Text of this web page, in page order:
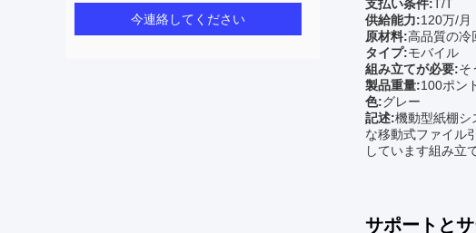
今連絡してください
支払い条件:T/T
供給能力:120万/月
原材料:高品質の冷
タイプ:モバイル
組み立てが必要:そ
製品重量:100ポン
色:グレー
記述:機動型紙棚シ
な移動式ファイル
しています組み立
サポートと